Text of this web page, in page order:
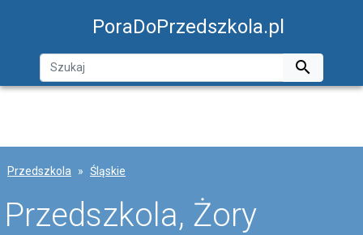
PoraDoPrzedszkola.pl

Przedszkola Śląskie
Przedszkola, Żory